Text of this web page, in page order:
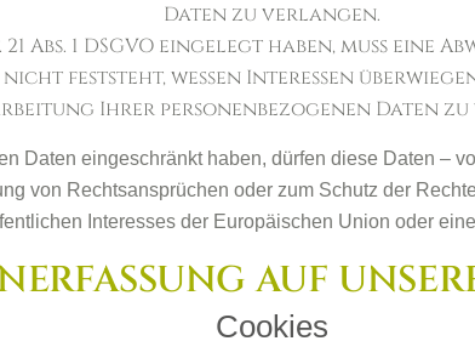
Daten zu verlangen.
Abs. 1 DSGVO eingelegt haben, muss eine
feststeht, wessen Interessen
Ihrer personenbezogenen Daten
Daten eingeschränkt haben, dürfen diese Daten –
von Rechtsansprüchen oder zum Schutz der
Interesses der Europäischen Union oder
AUF
Cookies